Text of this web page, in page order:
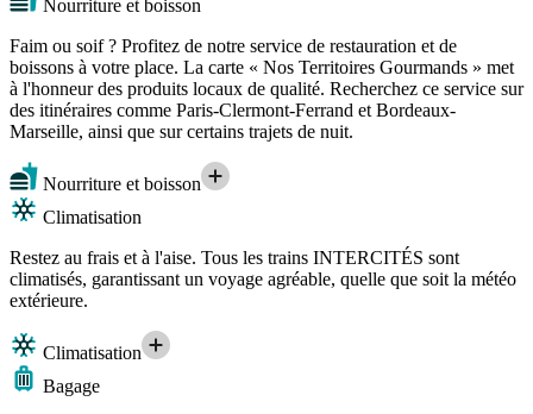
Nourriture et boisson
Faim ou soif ? Profitez de notre service de restauration et de
boissons à votre place. La carte « Nos Territoires Gourmands » met
à l'honneur des produits locaux de qualité. Recherchez ce service sur
des itinéraires comme Paris-Clermont-Ferrand et Bordeaux-
Marseille, ainsi que sur certains trajets de nuit.
Nourriture et boisson
Climatisation
Restez au frais et à l'aise. Tous les trains INTERCITÉS sont
climatisés, garantissant un voyage agréable, quelle que soit la météo
extérieure.
Climatisation
Bagage